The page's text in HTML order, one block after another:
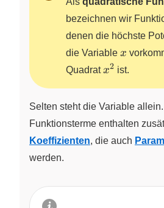
bezeichnen wir
denen die höchste
die Variable x
x
Quadrat x^2
x2 ist.
Selten steht die Variable
Funktionsterme enthalten
Koeffizienten, die auch
werden.